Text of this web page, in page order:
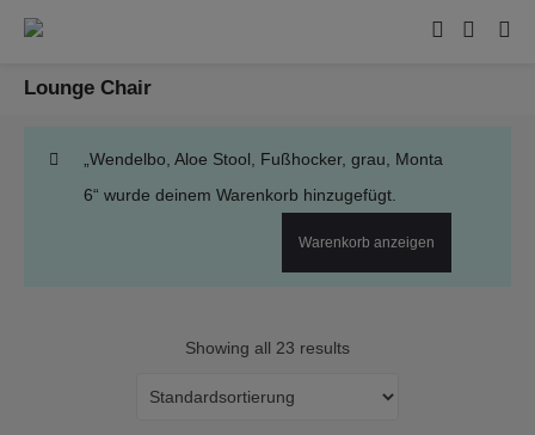
Lounge Chair
„Wendelbo, Aloe Stool, Fußhocker, grau, Monta
6“ wurde deinem Warenkorb hinzugefügt.
Warenkorb anzeigen
Showing all 23 results